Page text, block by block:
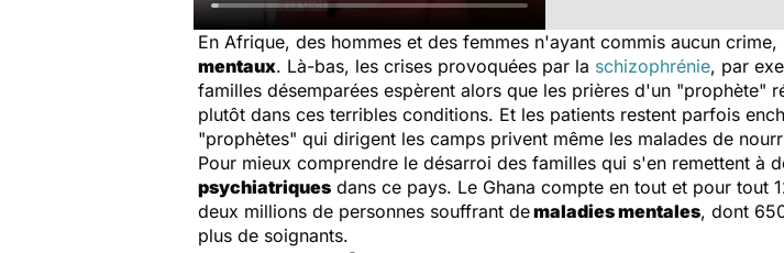
En Afrique, des hommes et des femmes n'ayant commis aucun crime,
mentaux. Là-bas, les crises provoquées par la schizophrénie, par
familles désemparées espèrent alors que les prières d'un "prophète"
plutôt dans ces terribles conditions. Et les patients restent parfois
"prophètes" qui dirigent les camps privent même les malades de
Pour mieux comprendre le désarroi des familles qui s'en remettent à
psychiatriques dans ce pays. Le Ghana compte en tout et pour tout
deux millions de personnes souffrant demaladies mentales, dont
plus de soignants.